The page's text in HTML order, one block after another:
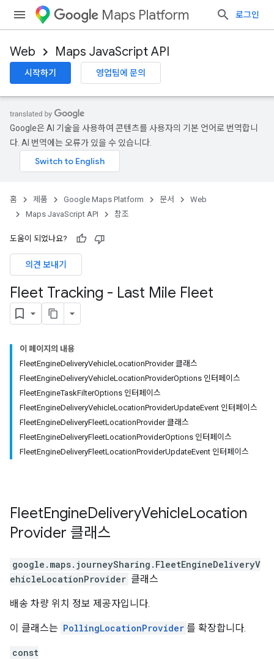
Maps Platform 로그인
Web Maps JavaScript API
시작하기 영업팀에 문의
Google은 AI 기술을 사용하여 콘텐츠를 사용자의 기본 언어로 번역합니
다. AI 번역에는 오류가 있을 수 있습니다.
홈 제품 Google Maps Platform 문서
Web
Maps JavaScript API
참조
도움이 되었나요?
의견 보내기
Fleet Tracking - Last Mile Fleet
이 페이지의 내용
FleetEngineDeliveryVehicleLocationProvider 클래스
FleetEngineDeliveryVehicleLocationProviderOptions 인터페이스
FleetEngineTaskFilterOptions 인터페이스
FleetEngineDeliveryVehicleLocationProviderUpdateEvent 인터페이스
FleetEngineDeliveryFleetLocationProvider 클래스
FleetEngineDeliveryFleetLocationProviderOptions 인터페이스
FleetEngineDeliveryFleetLocationProviderUpdateEvent 인터페이스
FleetEngineDeliveryVehicleLocation
Provider 클래스
google.maps.journeySharing . FleetEngineDeliveryV
ehicleLocationProvider 클래스
배송 차량 위치 정보 제공자입니다.
이 클래스는 PollingLocationProvider 를 확장합니다.
const